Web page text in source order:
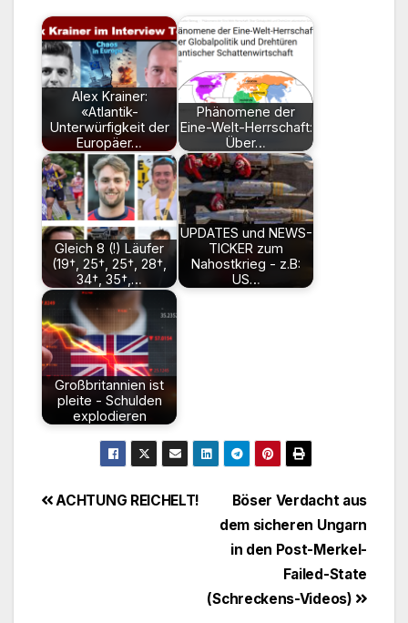
Alex Krainer:
«Atlantik-
Unterwürfigkeit der
Europäer…
Phänomene der
Eine-Welt-Herrschaft:
Über…
Gleich 8 (!) Läufer
(19†, 25†, 25†, 28†,
34†, 35†,…
UPDATES und NEWS-
TICKER zum
Nahostkrieg - z.B:
US…
Großbritannien ist
pleite - Schulden
explodieren
BeitragsnavigationBöser Verdacht aus
dem sicheren Ungarn
in den Post-Merkel-
Failed-State
(Schreckens-Videos)
ACHTUNG REICHELT!